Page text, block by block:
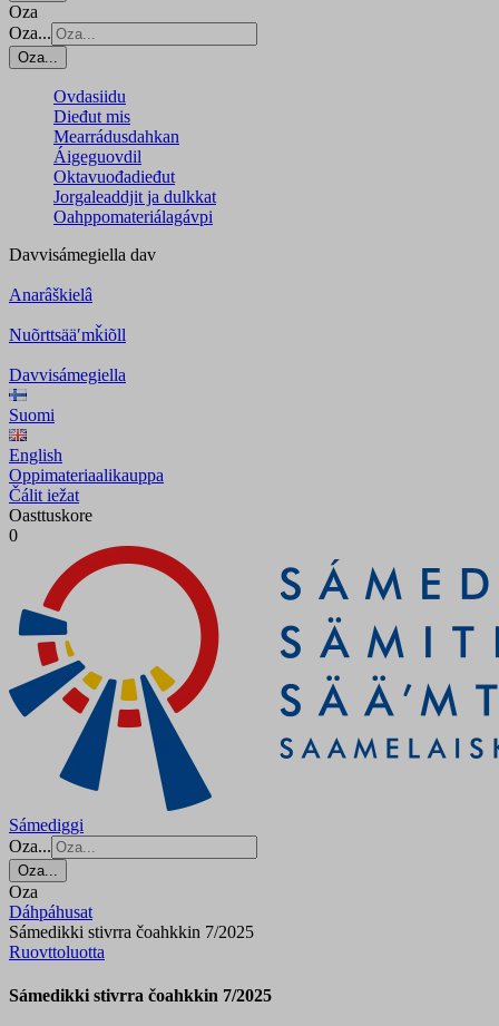
Oza
Oza...
Oza...
Ovdasiidu
Dieđut mis
Mearrádusdahkan
Áigeguovdil
Oktavuođadieđut
Jorgaleaddjit ja dulkkat
Oahppomateriálagávpi
Davvisámegiella dav
Anarâškielâ
Nuõrttsääʹmǩiõll
Davvisámegiella
Suomi
English
Oppimateriaalikauppa
Čálit iežat
Oasttuskore
0
Sámediggi
Oza...
Oza...
Oza
Dáhpáhusat
Sámedikki stivrra čoahkkin 7/2025
Ruovttoluotta
Sámedikki stivrra čoahkkin 7/2025